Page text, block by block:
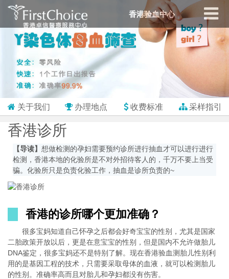
香港验血中心
关于我们 办理地点 收费标准 采样指引
香港诊所
【导读】 想做检测的孕妇需要预约诊所进行抽血才可以进行进行
检测，香港本地的化验所是不对外招待客人的，千万不要上当受
骗。化验所只是负责化验工作，抽血是诊所负责的~
香港的诊所哪个更加准确？
很多宝妈知道自己怀孕之后都会好奇宝宝的性别，尤其是国家
二胎政策开放以后，更是在意宝宝的性别，但是国内不允许做胎儿
DNA鉴定，很多宝妈还不是特别了解。现在香港验血测胎儿性别利
用的是基因工程的技术，只需要采取母体的血液，就可以检测胎儿
的性别。准确率高而且对胎儿和孕妇都没有伤害。